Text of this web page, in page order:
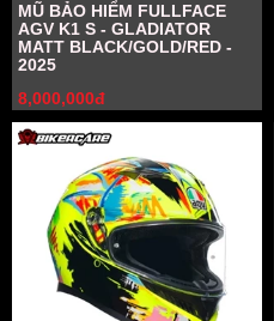
MŨ BẢO HIỂM FULLFACE
AGV K1 S - GLADIATOR
MATT BLACK/GOLD/RED -
2025
8,000,000đ